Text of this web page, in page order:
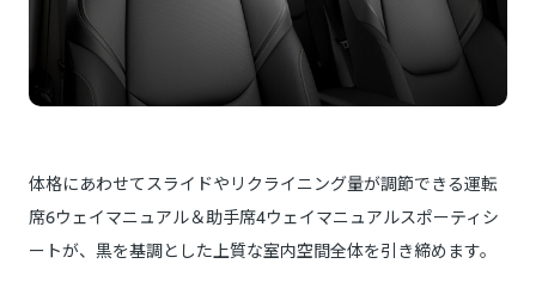
体格にあわせてスライドやリクライニング量が調節できる運転
席6ウェイマニュアル＆助手席4ウェイマニュアルスポーティシ
ートが、黒を基調とした上質な室内空間全体を引き締めます。